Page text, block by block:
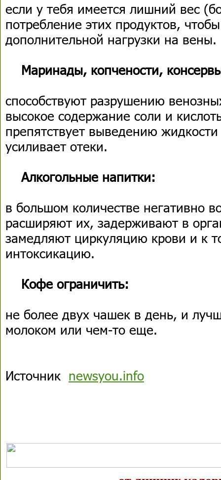
если у тебя имеется лишний вес
потребление этих продуктов,
дополнительной нагрузки на вены.
Маринады, копчености,
способствуют разрушению
высокое содержание соли и
препятствует выведению
усиливает отеки.
Алкогольные напитки:
в большом количестве негативно
расширяют их, задерживают в
замедляют циркуляцию крови и к
интоксикацию.
Кофе ограничить:
не более двух чашек в день, и
молоком или чем-то еще.
Источник newsyou.info